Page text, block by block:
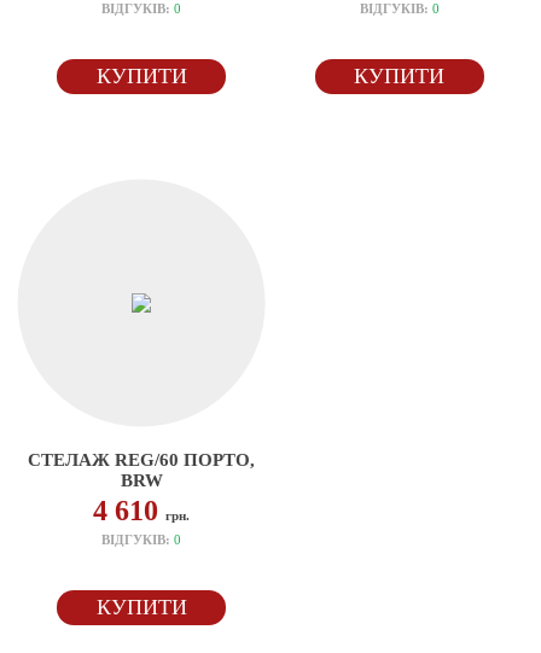
ВІДГУКІВ:0
КУПИТИ
ВІДГУКІВ: 0
КУПИТИ
СТЕЛАЖ REG/60 ПОРТО,
BRW
4 610грн.
ВІДГУКІВ:0
КУПИТИ